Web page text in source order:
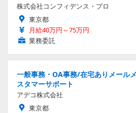
株式会社コンフィデンス・プロ
東京都
月給40万円～75万円
業務委託
一般事務・OA事務/在宅ありメール
スタマーサポート
アデコ株式会社
東京都